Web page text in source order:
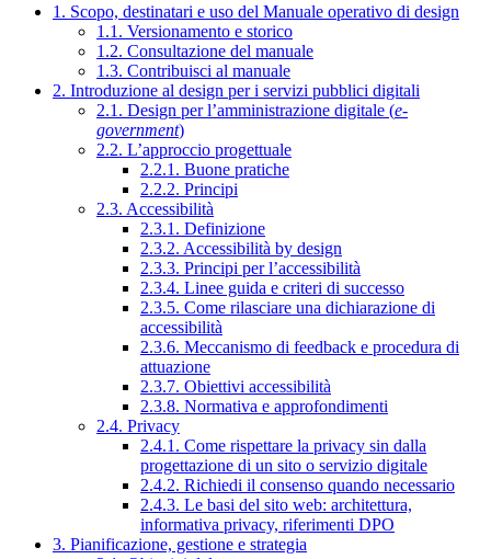
1. Scopo, destinatari e uso del Manuale operativo di design
1.1. Versionamento e storico
1.2. Consultazione del manuale
1.3. Contribuisci al manuale
2. Introduzione al design per i servizi pubblici digitali
2.1. Design per l’amministrazione digitale (e-
government)
2.2. L’approccio progettuale
2.2.1. Buone pratiche
2.2.2. Principi
2.3. Accessibilità
2.3.1. Definizione
2.3.2. Accessibilità by design
2.3.3. Principi per l’accessibilità
2.3.4. Linee guida e criteri di successo
2.3.5. Come rilasciare una dichiarazione di
accessibilità
2.3.6. Meccanismo di feedback e procedura di
attuazione
2.3.7. Obiettivi accessibilità
2.3.8. Normativa e approfondimenti
2.4. Privacy
2.4.1. Come rispettare la privacy sin dalla
progettazione di un sito o servizio digitale
2.4.2. Richiedi il consenso quando necessario
2.4.3. Le basi del sito web: architettura,
informativa privacy, riferimenti DPO
3. Pianificazione, gestione e strategia